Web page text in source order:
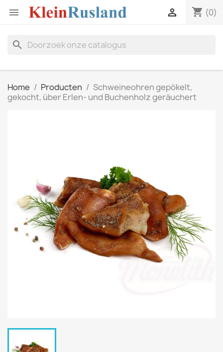
 shopping_cart (0)

search
Home Producten
Schweineohren gepökelt,
gekocht, über Erlen- und Buchenholz geräuchert